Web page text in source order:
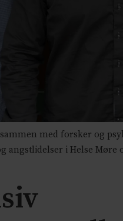
med forsker og
angstlidelser i Helse Møre